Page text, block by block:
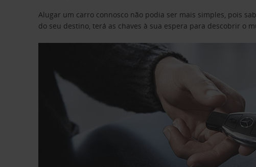
Alugar um carro connosco não podia ser mais simples, pois
do seu destino, terá as chaves à sua espera para descobrir o